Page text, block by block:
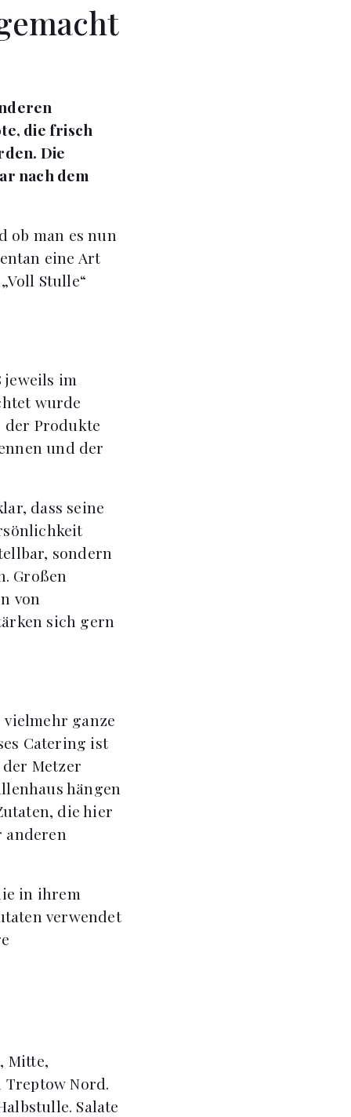
die frisch
Die
nach dem
ob man es nun
eine Art
Stulle“
jeweils im
wurde
der Produkte
und der
dass seine
sondern
Großen
von
sich gern
ganze
Catering ist
Metzer
hängen
die hier
anderen
in ihrem
verwendet
Mitte,
Nord.
Salate